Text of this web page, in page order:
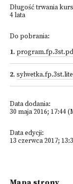
Długość trwania
4 lata
Do pobrania:
1.
2.
Data dodania:
30 maja 2016; 17:44
Data edycji:
13 czerwca 2017;